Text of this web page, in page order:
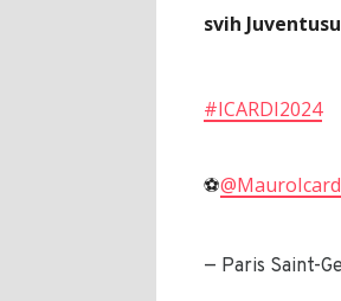
svih
#ICARDI2024
⚽️
— Paris Saint-